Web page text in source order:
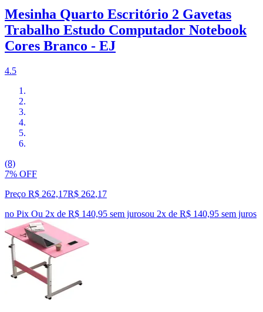
Mesinha Quarto Escritório 2 Gavetas
Trabalho Estudo Computador Notebook
Cores Branco - EJ
4.5
(8)
7% OFF
Preço R$ 262,17R$ 262,17
no Pix Ou 2x de R$ 140,95 sem jurosou 2x de R$ 140,95 sem juros